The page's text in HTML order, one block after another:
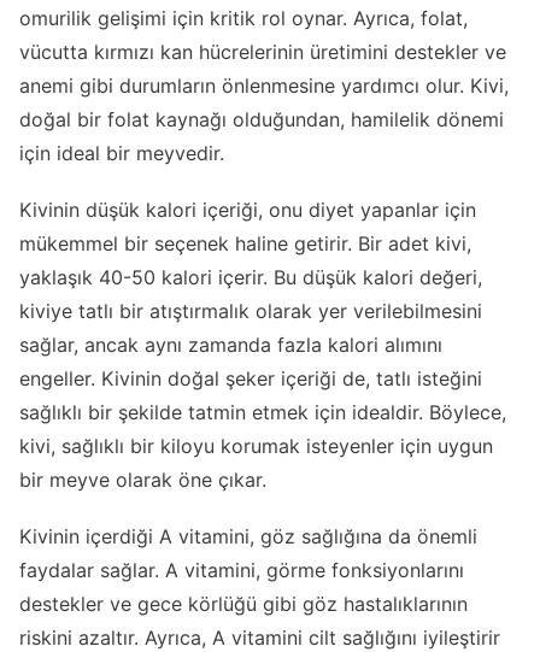
omurilik gelişimi için kritik rol oynar. Ayrıca, folat,
vücutta kırmızı kan hücrelerinin üretimini destekler ve
anemi gibi durumların önlenmesine yardımcı olur. Kivi,
doğal bir folat kaynağı olduğundan, hamilelik dönemi
için ideal bir meyvedir.
Kivinin düşük kalori içeriği, onu diyet yapanlar için
mükemmel bir seçenek haline getirir. Bir adet kivi,
yaklaşık 40-50 kalori içerir. Bu düşük kalori değeri,
kiviye tatlı bir atıştırmalık olarak yer verilebilmesini
sağlar, ancak aynı zamanda fazla kalori alımını
engeller. Kivinin doğal şeker içeriği de, tatlı isteğini
sağlıklı bir şekilde tatmin etmek için idealdir. Böylece,
kivi, sağlıklı bir kiloyu korumak isteyenler için uygun
bir meyve olarak öne çıkar.
Kivinin içerdiği A vitamini, göz sağlığına da önemli
faydalar sağlar. A vitamini, görme fonksiyonlarını
destekler ve gece körlüğü gibi göz hastalıklarının
riskini azaltır. Ayrıca, A vitamini cilt sağlığını iyileştirir